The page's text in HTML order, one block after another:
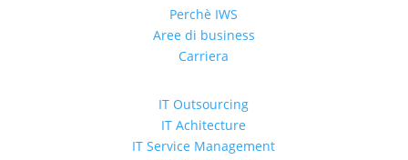
Perchè IWS
Aree di business
Carriera
IT Outsourcing
IT Achitecture
IT Service Management